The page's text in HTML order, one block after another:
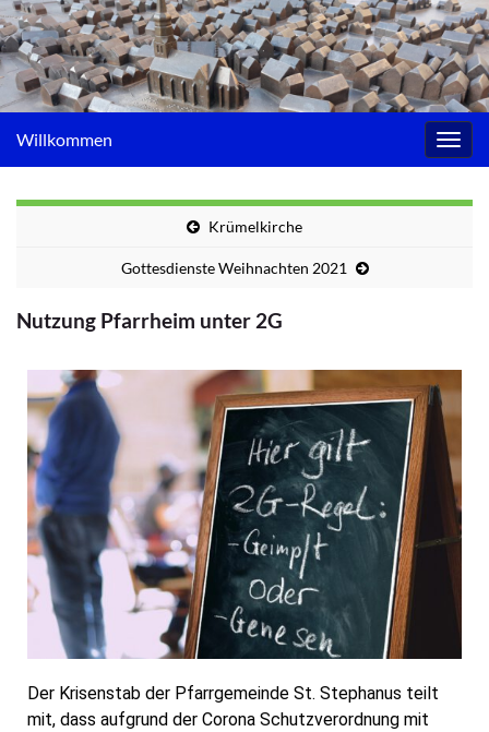
Willkommen
Krümelkirche
Gottesdienste Weihnachten 2021
Nutzung Pfarrheim unter 2G
Der Krisenstab der Pfarrgemeinde St. Stephanus teilt
mit, dass aufgrund der Corona Schutzverordnung mit